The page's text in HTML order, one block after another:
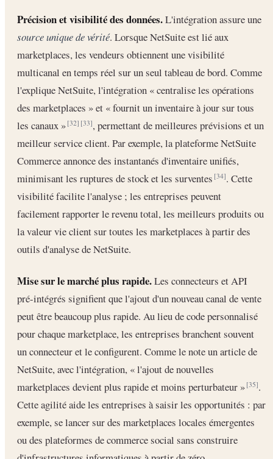
Précision et visibilité des données.L'intégration assure une
source unique de vérité. Lorsque NetSuite est lié aux
marketplaces, les vendeurs obtiennent une visibilité
multicanal en temps réel sur un seul tableau de bord. Comme
l'explique NetSuite, l'intégration « centralise les opérations
des marketplaces » et « fournit un inventaire à jour sur tous
les canaux »[32] [33], permettant de meilleures prévisions et un
meilleur service client. Par exemple, la plateforme NetSuite
Commerce annonce des instantanés d'inventaire unifiés,
minimisant les ruptures de stock et les surventes[34]. Cette
visibilité facilite l'analyse ; les entreprises peuvent
facilement rapporter le revenu total, les meilleurs produits ou
la valeur vie client sur toutes les marketplaces à partir des
outils d'analyse de NetSuite.
Mise sur le marché plus rapide.Les connecteurs et API
pré-intégrés signifient que l'ajout d'un nouveau canal de vente
peut être beaucoup plus rapide. Au lieu de code personnalisé
pour chaque marketplace, les entreprises branchent souvent
un connecteur et le configurent. Comme le note un article de
NetSuite, avec l'intégration, « l'ajout de nouvelles
marketplaces devient plus rapide et moins perturbateur »[35].
Cette agilité aide les entreprises à saisir les opportunités : par
exemple, se lancer sur des marketplaces locales émergentes
ou des plateformes de commerce social sans construire